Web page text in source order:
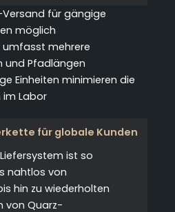
für gängige
möglich
umfasst mehrere
und Pfadlängen
Einheiten minimieren die
im Labor
für globale Kunden
ist so
nahtlos von
hin zu wiederholten
von Quarz-